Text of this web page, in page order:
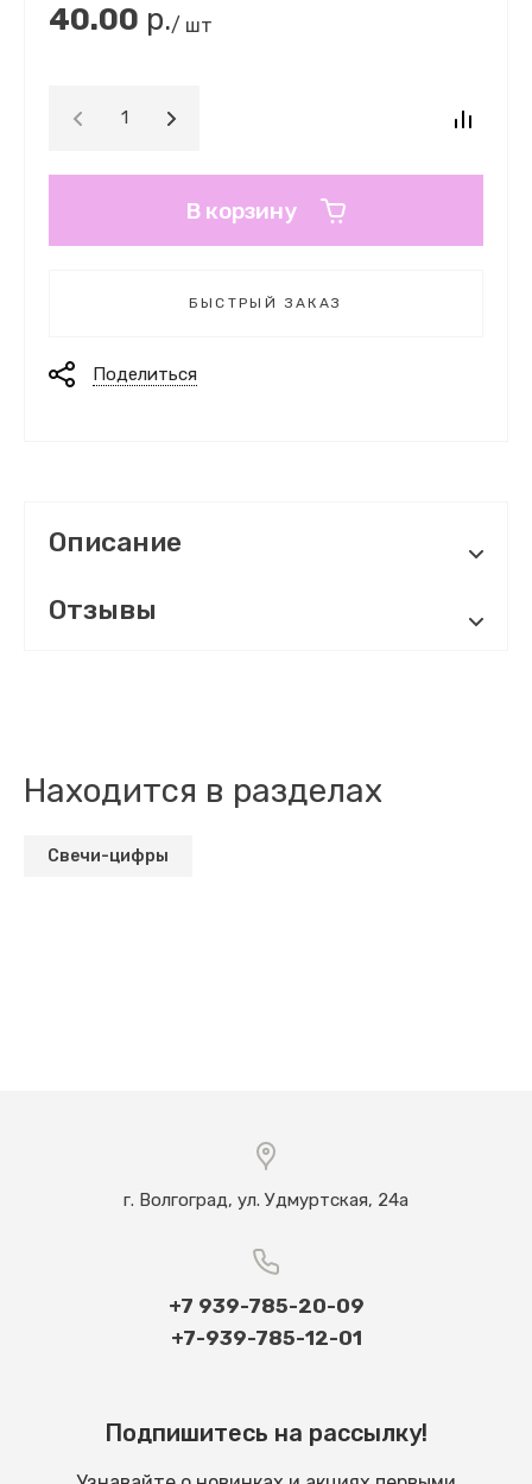
40.00 р./ шт
В корзину
БЫСТРЫЙ ЗАКАЗ
Поделиться
Описание
Отзывы
Находится в разделах
Свечи-цифры
г. Волгоград, ул. Удмуртская, 24а
+7 939-785-20-09
+7-939-785-12-01
Подпишитесь на рассылку!